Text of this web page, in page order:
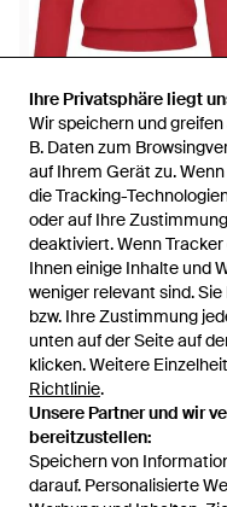
Ihre Privatsphäre liegt
Wir speichern und
B. Daten zum
auf Ihrem Gerät zu.
die Tracking-
oder auf Ihre
deaktiviert. Wenn
Ihnen einige Inhalte und
weniger relevant sind.
bzw. Ihre Zustimmung
unten auf der Seite auf
klicken. Weitere
Richtlinie.
Unsere Partner und wir
bereitzustellen:
Speichern von
darauf. Personalisierte
Ihre Privatsphäre liegt
Wir speichern und
B. Daten zum
auf Ihrem Gerät zu.
die Tracking-
oder auf Ihre
deaktiviert. Wenn
Ihnen einige Inhalte und
weniger relevant sind.
bzw. Ihre Zustimmung
unten auf der Seite auf
klicken. Weitere
Richtlinie.
Unsere Partner und wir
bereitzustellen:
Speichern von
darauf. Personalisierte
324 €296 €
Amomento
Strickpullover Mit V-
- RotVonFARFETCH
SALE